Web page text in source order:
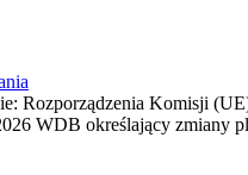
Komisji
WDB określający zmiany